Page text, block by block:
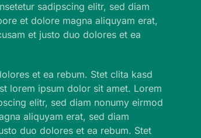
sadipscing elitr, sed diam
et dolore magna aliquyam erat,
et justo duo dolores et ea
et ea rebum. Stet clita kasd
lorem ipsum dolor sit amet. Lorem
elitr, sed diam nonumy eirmod
aliquyam erat, sed diam
duo dolores et ea rebum. Stet